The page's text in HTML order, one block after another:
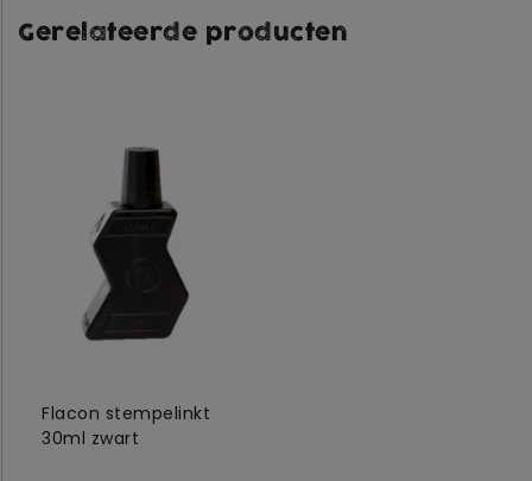
Gerelateerde producten
Flacon stempelinkt
30ml zwart